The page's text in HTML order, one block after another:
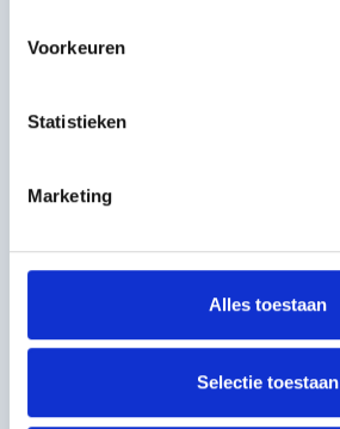
Voorkeuren
Statistieken
Marketing
Alles toestaan
Selectie toestaan
Voorbeeldinitiatief
20Hertz